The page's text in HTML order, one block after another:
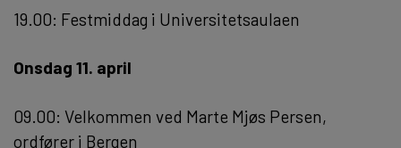
19.00: Festmiddag i Universitetsaulaen
Onsdag 11. april
09.00: Velkommen ved Marte Mjøs Persen,
ordfører i Bergen